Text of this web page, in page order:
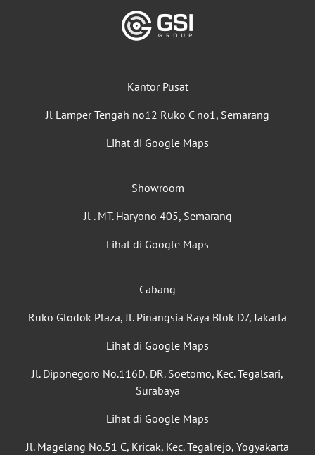
Kantor Pusat
Jl Lamper Tengah no12 Ruko C no1, Semarang
Lihat di Google Maps
Showroom
Jl . MT. Haryono 405, Semarang
Lihat di Google Maps
Cabang
Ruko Glodok Plaza, Jl. Pinangsia Raya Blok D7, Jakarta
Lihat di Google Maps
Jl. Diponegoro No.116D, DR. Soetomo, Kec. Tegalsari,
Surabaya
Lihat di Google Maps
Jl. Magelang No.51 C, Kricak, Kec. Tegalrejo, Yogyakarta